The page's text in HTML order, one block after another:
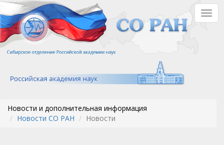
Перейти
к
основному
содержанию
Новости и дополнительная информация
Новости СО РАН
Новости